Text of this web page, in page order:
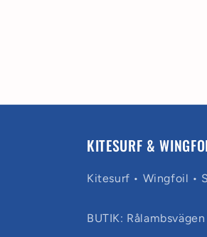
KITESURF &
Kitesurf • Wingfoil •
BUTIK: